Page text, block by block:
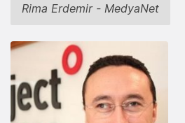
Rima Erdemir - MedyaNet